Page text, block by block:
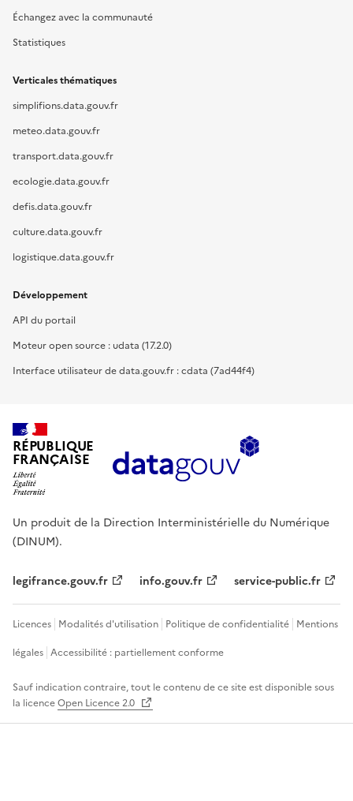
Échangez avec la communauté
Statistiques
Verticales thématiques
simplifions.data.gouv.fr
meteo.data.gouv.fr
transport.data.gouv.fr
ecologie.data.gouv.fr
defis.data.gouv.fr
culture.data.gouv.fr
logistique.data.gouv.fr
Développement
API du portail
Moteur open source : udata (17.2.0)
Interface utilisateur de data.gouv.fr : cdata (7ad44f4)
RÉPUBLIQUE
FRANÇAISE
Un produit de la Direction Interministérielle du Numérique
(DINUM).
legifrance.gouv.fr info.gouv.fr service-public.fr
Licences Modalités d'utilisation Politique de confidentialité Mentions
légales Accessibilité : partiellement conforme
Sauf indication contraire, tout le contenu de ce site est disponible sous
la licenceOpen Licence 2.0